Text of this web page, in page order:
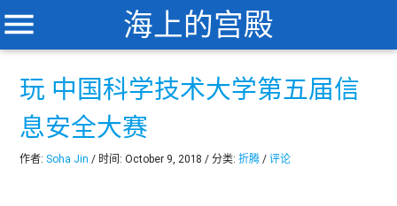
海上的宫殿
menu
玩 中国科学技术大学第五届信
息安全大赛
作者:Soha Jin / 时间: October 9, 2018 / 分类:折腾 /评论